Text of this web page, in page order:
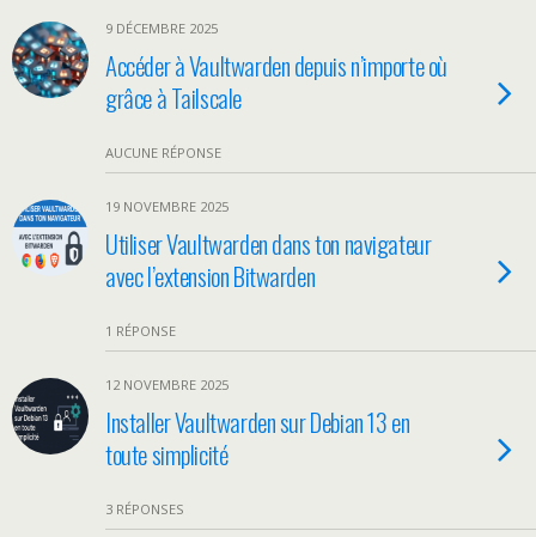
9 DÉCEMBRE 2025
Accéder à Vaultwarden depuis n’importe où
grâce à Tailscale
AUCUNE RÉPONSE
19 NOVEMBRE 2025
Utiliser Vaultwarden dans ton navigateur
avec l’extension Bitwarden
1 RÉPONSE
12 NOVEMBRE 2025
Installer Vaultwarden sur Debian 13 en
toute simplicité
3 RÉPONSES